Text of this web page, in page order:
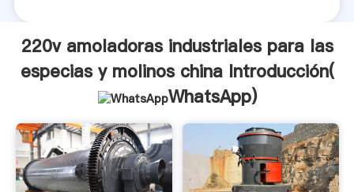
220v amoladoras industriales para las
especias y molinos china Introducción(
WhatsApp)